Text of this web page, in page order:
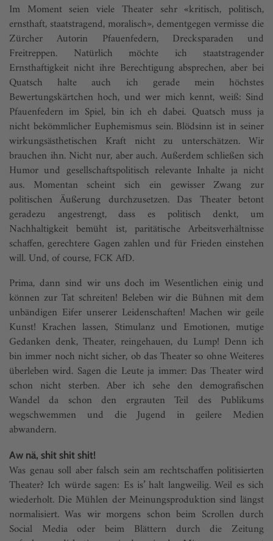
Im Moment seien viele Theater sehr «kritisch, politisch,
ernsthaft, staatstragend, moralisch», dementgegen vermisse die
Zürcher Autorin Pfauenfedern, Drecksparaden und
Freitreppen. Natürlich möchte ich staatstragender
Ernsthaftigkeit nicht ihre Berechtigung absprechen, aber bei
Quatsch halte auch ich gerade mein höchstes
Bewertungskärtchen hoch, und wer mich kennt, weiß: Sind
Pfauenfedern im Spiel, bin ich eh dabei. Quatsch muss ja
nicht bekömmlicher Euphemismus sein. Blödsinn ist in seiner
wirkungsästhetischen Kraft nicht zu unterschätzen. Wir
brauchen ihn. Nicht nur, aber auch. Außerdem schließen sich
Humor und gesellschaftspolitisch relevante Inhalte ja nicht
aus. Momentan scheint sich ein gewisser Zwang zur
politischen Äußerung durchzusetzen. Das Theater betont
geradezu angestrengt, dass es politisch denkt, um
Nachhaltigkeit bemüht ist, paritätische Arbeitsverhältnisse
schaffen, gerechtere Gagen zahlen und für Frieden einstehen
will. Und, of course, FCK AfD.
Prima, dann sind wir uns doch im Wesentlichen einig und
können zur Tat schreiten! Beleben wir die Bühnen mit dem
unbändigen Eifer unserer Leidenschaften! Machen wir geile
Kunst! Krachen lassen, Stimulanz und Emotionen, mutige
Gedanken denk, Theater, reingehauen, du Lump! Denn ich
bin immer noch nicht sicher, ob das Theater so ohne Weiteres
überleben wird. Sagen die Leute ja immer: Das Theater wird
schon nicht sterben. Aber ich sehe den demografischen
Wandel da schon den ergrauten Teil des Publikums
wegschwemmen und die Jugend in geilere Medien
abwandern.
Aw nä, shit shit shit!
Was genau soll aber falsch sein am rechtschaffen politisierten
Theater? Ich würde sagen: Es is’ halt langweilig. Weil es sich
wiederholt. Die Mühlen der Meinungsproduktion sind längst
normalisiert. Was wir morgens schon beim Scrollen durch
Social Media oder beim Blättern durch die Zeitung